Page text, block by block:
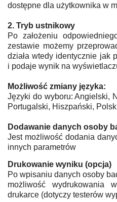
dostępne dla użytkownika w
2. Tryb ustnikowy
Po założeniu
zestawie możemy
działa wtedy identycznie jak
i podaje wynik na
Możliwość zmiany języka:
Języki do wyboru: Angielski,
Portugalski, Hiszpański,
Dodawanie danych osoby
Jest możliwość dodania
innych parametrów
Drukowanie wyniku (opcja)
Po wpisaniu danych osoby
możliwość wydrukowania
drukarce (dotyczy testerów